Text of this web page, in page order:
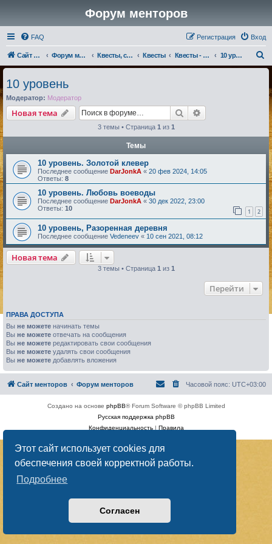
Этот сайт использует cookies для
обеспечения своей корректной работы.
Подробнее
Согласен
Форум менторов
FAQ Вход
Регистрация
Сайт менторов Форум менторов Квесты, события, репутации Квесты Квесты - Люди 10 уровень
о
10 уровень
Модератор: Модератор
Новая тема Поиск Расширенный
3 темы • Страница 1 из 1
Темы
10 уровень. Золотой клевер
Последнее сообщение DarJonkA « 20 фев 2024, 14:05
Ответы: 8
10 уровень. Любовь воеводы
Последнее сообщение DarJonkA « 30 дек 2022, 23:00
Ответы: 10 1 2
10 уровень, Разоренная деревня
Последнее сообщение Vedeneev « 10 сен 2021, 08:12
Новая тема
3 темы • Страница 1 из 1
Перейти
ПРАВА ДОСТУПА
Вы не можете начинать темы
Вы не можете отвечать на сообщения
Вы не можете редактировать свои сообщения
Вы не можете удалять свои сообщения
Вы не можете добавлять вложения
Сайт менторов Форум менторов Часовой пояс: UTC+03:00
Создано на основе phpBB® Forum Software © phpBB Limited
Русская поддержка phpBB
Конфиденциальность| Правила